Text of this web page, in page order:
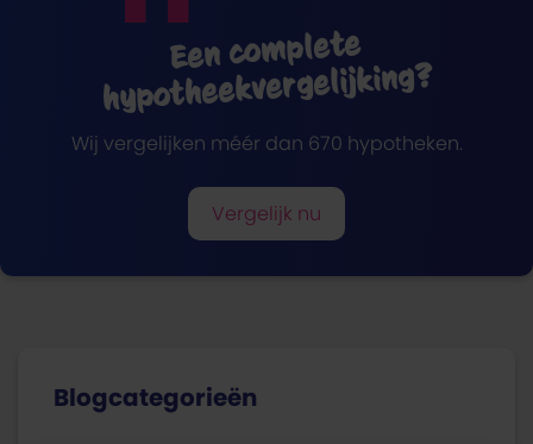
Een complete
hypotheekvergelijking?
Wij vergelijken méér dan 670 hypotheken.
Vergelijk nu
Blogcategorieën